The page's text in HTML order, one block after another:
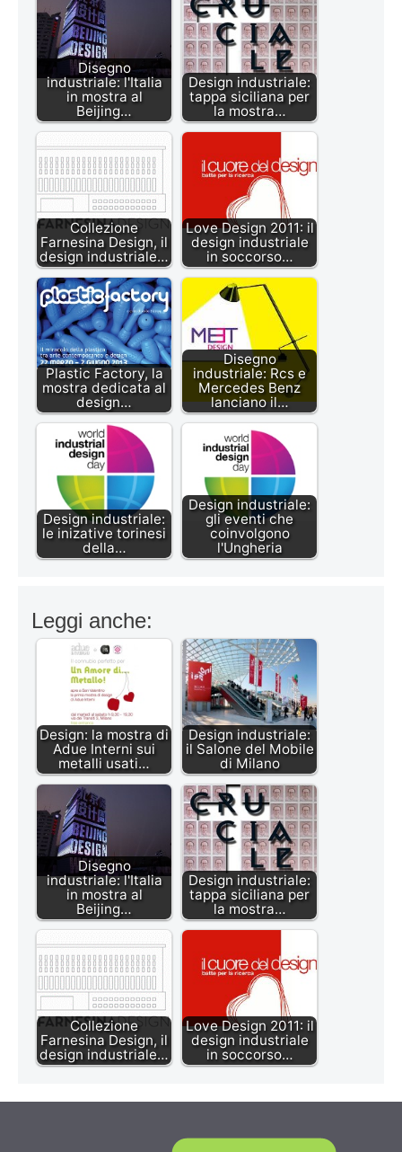
Disegno
industriale: l'Italia
in mostra al
Beijing…
Design industriale:
tappa siciliana per
la mostra…
Collezione
Farnesina Design, il
design industriale…
Love Design 2011: il
design industriale
in soccorso…
Plastic Factory, la
mostra dedicata al
design…
Disegno
industriale: Rcs e
Mercedes Benz
lanciano il…
Design industriale:
le inizative torinesi
della…
Design industriale:
gli eventi che
coinvolgono
l'Ungheria
Leggi anche:
Design: la mostra di
Adue Interni sui
metalli usati…
Design industriale:
il Salone del Mobile
di Milano
Disegno
industriale: l'Italia
in mostra al
Beijing…
Design industriale:
tappa siciliana per
la mostra…
Collezione
Farnesina Design, il
design industriale…
Love Design 2011: il
design industriale
in soccorso…